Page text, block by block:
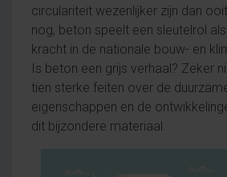
circulariteit wezenlijker zijn dan
nog, beton speelt een sleutelrol
kracht in de nationale bouw- en
Is beton een grijs verhaal? Zeker
tien sterke feiten over de
eigenschappen en de
dit bijzondere materiaal.